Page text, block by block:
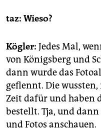
taz: Wieso?
Kögler: Jedes Mal,
von Königsberg und
dann wurde das
geflennt. Die
Zeit dafür und haben
bestellt. Tja, und
und Fotos anschauen.